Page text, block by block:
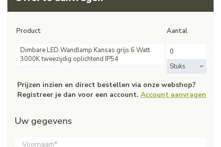
Product Aantal
Dimbare LED Wandlamp Kansas grijs 6 Watt
3000K tweezijdig oplichtend IP54
Stuks
Prijzen inzien en direct bestellen via onze webshop?
Registreer je dan voor een account. Account aanvragen
Uw gegevens